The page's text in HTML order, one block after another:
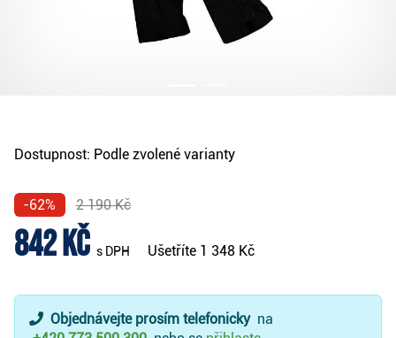
Dostupnost: Podle zvolené varianty
-62% 2 190 Kč
842 Kč s DPH Ušetříte 1 348 Kč
Objednávejte prosím telefonicky na